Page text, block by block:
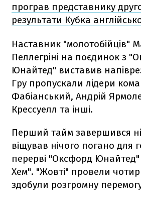
програв представнику
результати Кубка
Наставник "молотобійців"
Пеллегріні на поєдинок з
Юнайтед" виставив
Гру пропускали лідери
Фабіанський, Андрій
Крессуелл та інші.
Перший тайм завершився
віщував нічого погано для
перерві "Оксфорд
Хем". "Жовті" провели
здобули розгромну